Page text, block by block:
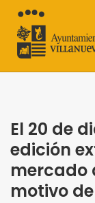
El 20 de
edición
mercado
motivo